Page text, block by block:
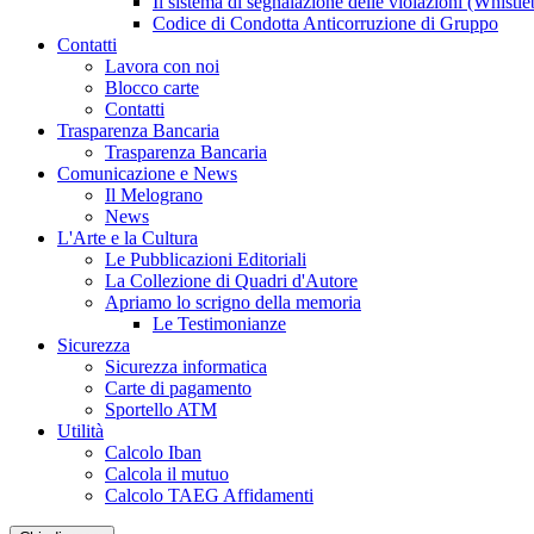
Codice di Condotta Anticorruzione di Gruppo
Contatti
Lavora con noi
Blocco carte
Contatti
Trasparenza Bancaria
Trasparenza Bancaria
Comunicazione e News
Il Melograno
News
L'Arte e la Cultura
Le Pubblicazioni Editoriali
La Collezione di Quadri d'Autore
Apriamo lo scrigno della memoria
Le Testimonianze
Sicurezza
Sicurezza informatica
Carte di pagamento
Sportello ATM
Utilità
Calcolo Iban
Calcola il mutuo
Calcolo TAEG Affidamenti